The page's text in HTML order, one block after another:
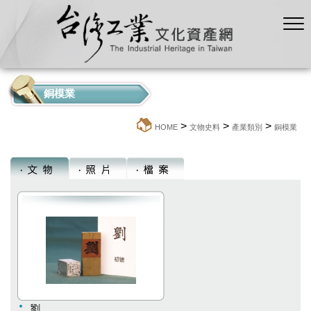
銅模業
HOME > 文物史料 > 產業類別 > 銅模業
劉